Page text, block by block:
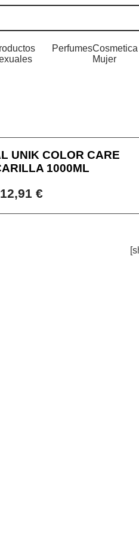
PerfumesCosmetica
Mujer
UNIK COLOR CARE
1000ML
12,91 €